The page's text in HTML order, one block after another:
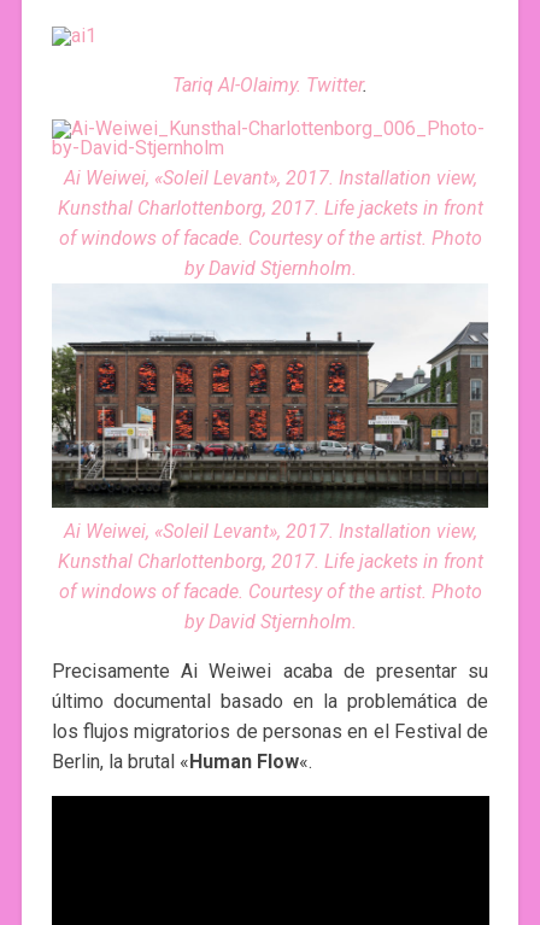
Tariq Al-Olaimy. Twitter.
Ai Weiwei, «Soleil Levant», 2017. Installation view,
Kunsthal Charlottenborg, 2017. Life jackets in front
of windows of facade. Courtesy of the artist. Photo
by David Stjernholm.
Ai Weiwei, «Soleil Levant», 2017. Installation view,
Kunsthal Charlottenborg, 2017. Life jackets in front
of windows of facade. Courtesy of the artist. Photo
by David Stjernholm.
Precisamente Ai Weiwei acaba de presentar su
último documental basado en la problemática de
los flujos migratorios de personas en el Festival de
Berlin, la brutal «Human Flow«.